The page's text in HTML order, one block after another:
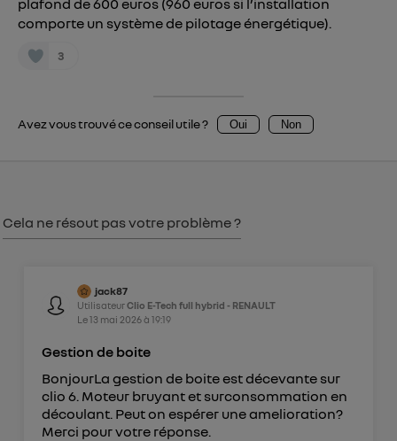
plafond de 600 euros (960 euros si l’installation
comporte un système de pilotage énergétique).
3
Avez vous trouvé ce conseil utile ? Oui Non
Cela ne résout pas votre problème ?
jack87
UtilisateurClio E-Tech full hybrid - RENAULT
Le13 mai 2026à 19:19
Gestion de boite
BonjourLa gestion de boite est décevante sur
clio 6. Moteur bruyant et surconsommation en
découlant. Peut on espérer une amelioration?
Merci pour votre réponse.
Vous pouvez à tout moment retirer ce
consentement sur
personnelles d'Utiq